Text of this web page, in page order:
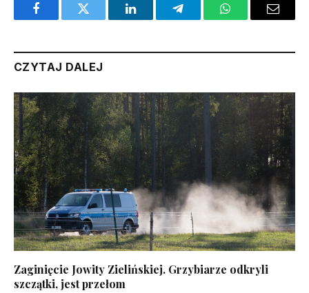
FacebookTwitter LinkedInTelegramWhatsAppEmail
CZYTAJ DALEJ
Zaginięcie Jowity Zielińskiej. Grzybiarze odkryli
szczątki, jest przełom